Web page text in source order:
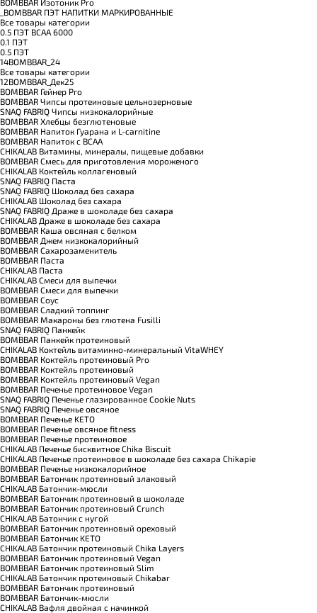
_BOMBBAR ПЭТ НАПИТКИ МАРКИРОВАННЫЕ
Все товары категории
0.5 ПЭТ ВСАА 6000
0.1 ПЭТ
0.5 ПЭТ
14BOMBBAR_24
Все товары категории
12BOMBBAR_Дек25
BOMBBAR Гейнер Pro
BOMBBAR Чипсы протеиновые цельнозерновые
SNAQ FABRIQ Чипсы низкокалорийные
BOMBBAR Хлебцы безглютеновые
BOMBBAR Напиток Гуарана и L-carnitine
BOMBBAR Напиток с BCAA
CHIKALAB Витамины, минералы, пищевые добавки
BOMBBAR Смесь для приготовления мороженого
CHIKALAB Коктейль коллагеновый
SNAQ FABRIQ Паста
SNAQ FABRIQ Шоколад без сахара
CHIKALAB Шоколад без сахара
SNAQ FABRIQ Драже в шоколаде без сахара
CHIKALAB Драже в шоколаде без сахара
BOMBBAR Каша овсяная с белком
BOMBBAR Джем низкокалорийный
BOMBBAR Сахарозаменитель
BOMBBAR Паста
CHIKALAB Паста
CHIKALAB Смеси для выпечки
BOMBBAR Смеси для выпечки
BOMBBAR Соус
BOMBBAR Сладкий топпинг
BOMBBAR Макароны без глютена Fusilli
SNAQ FABRIQ Панкейк
BOMBBAR Панкейк протеиновый
CHIKALAB Коктейль витаминно-минеральный VitaWHEY
BOMBBAR Коктейль протеиновый Pro
BOMBBAR Коктейль протеиновый
BOMBBAR Коктейль протеиновый Vegan
BOMBBAR Печенье протеиновое Vegan
SNAQ FABRIQ Печенье глазированное Cookie Nuts
SNAQ FABRIQ Печенье овсяное
BOMBBAR Печенье KETO
BOMBBAR Печенье овсяное fitness
BOMBBAR Печенье протеиновое
CHIKALAB Печенье бисквитное Chika Biscuit
CHIKALAB Печенье протеиновое в шоколаде без сахара Chikapie
BOMBBAR Печенье низкокалорийное
BOMBBAR Батончик протеиновый злаковый
CHIKALAB Батончик-мюсли
BOMBBAR Батончик протеиновый в шоколаде
BOMBBAR Батончик протеиновый Crunch
CHIKALAB Батончик с нугой
BOMBBAR Батончик протеиновый ореховый
BOMBBAR Батончик KETO
CHIKALAB Батончик протеиновый Chika Layers
BOMBBAR Батончик протеиновый Vegan
BOMBBAR Батончик протеиновый Slim
CHIKALAB Батончик протеиновый Chikabar
BOMBBAR Батончик протеиновый
BOMBBAR Батончик-мюсли
CHIKALAB Вафля двойная с начинкой